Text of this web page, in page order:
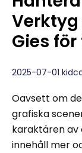
Gies
2025-07-01
Oavsett om
grafiska
karaktären av
innehåll mer